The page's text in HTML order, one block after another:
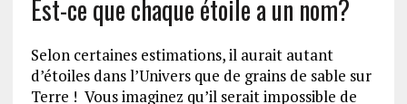
Est-ce que chaque étoile a un nom?
Selon certaines estimations, il aurait autant
d’étoiles dans l’Univers que de grains de sable sur
Terre ! Vous imaginez qu’il serait impossible de